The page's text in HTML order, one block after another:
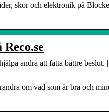
skor och elektronik på
andra att fatta bättre beslut.
om vad som är bra och